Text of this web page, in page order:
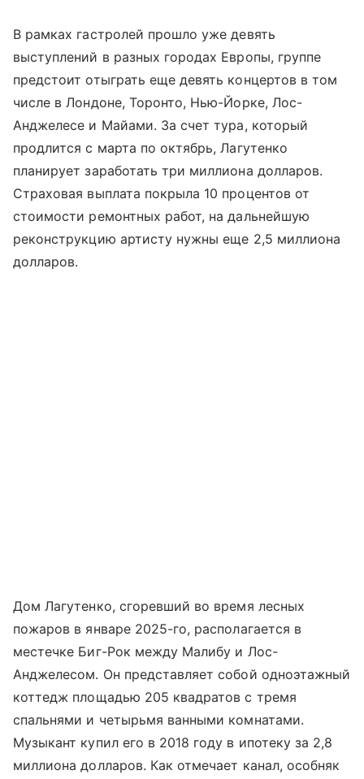
В рамках гастролей прошло уже девять
выступлений в разных городах Европы, группе
предстоит отыграть еще девять концертов в том
числе в Лондоне, Торонто, Нью-Йорке, Лос-
Анджелесе и Майами. За счет тура, который
продлится с марта по октябрь, Лагутенко
планирует заработать три миллиона долларов.
Страховая выплата покрыла 10 процентов от
стоимости ремонтных работ, на дальнейшую
реконструкцию артисту нужны еще 2,5 миллиона
долларов.
Дом Лагутенко, сгоревший во время лесных
пожаров в январе 2025-го, располагается в
местечке Биг-Рок между Малибу и Лос-
Анджелесом. Он представляет собой одноэтажный
коттедж площадью 205 квадратов с тремя
спальнями и четырьмя ванными комнатами.
Музыкант купил его в 2018 году в ипотеку за 2,8
миллиона долларов. Как отмечает канал, особняк